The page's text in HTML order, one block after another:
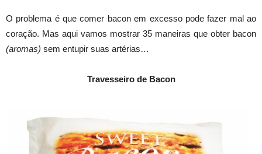
O problema é que comer bacon em excesso pode fazer mal ao
coração. Mas aqui vamos mostrar 35 maneiras que obter bacon
(aromas) sem entupir suas artérias…
Travesseiro de Bacon